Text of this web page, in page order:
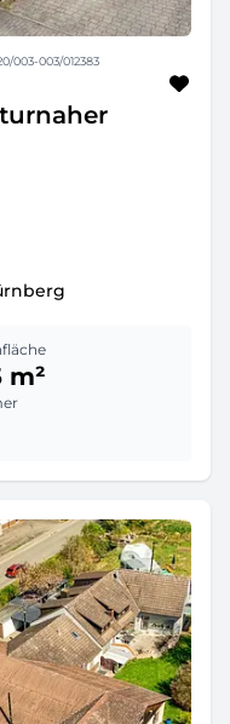
003-003/012383
m²